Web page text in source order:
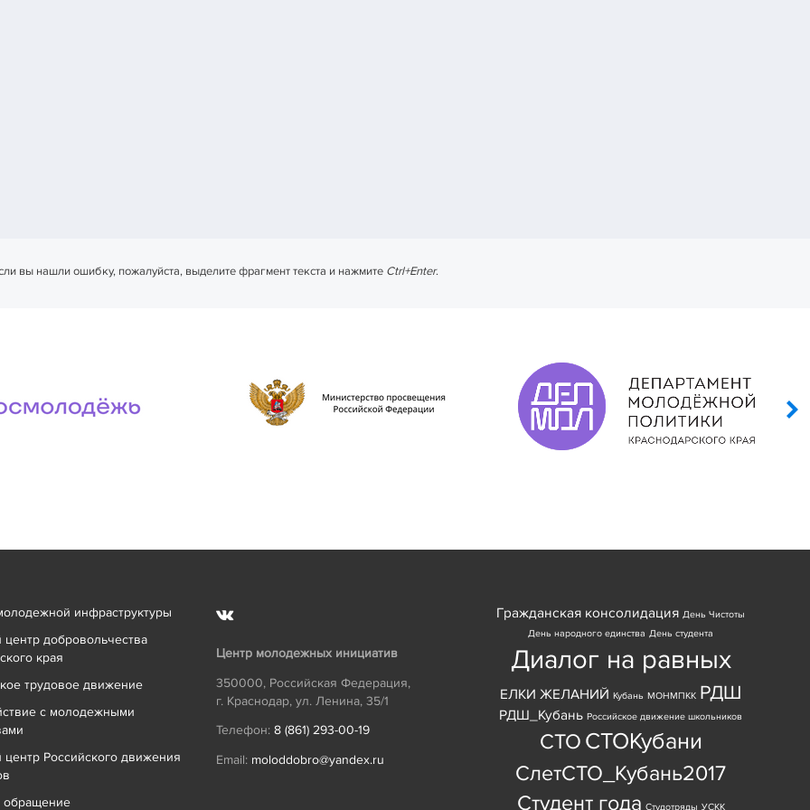
вы нашли ошибку, пожалуйста, выделите фрагмент текста и нажмите Ctrl+Enter.
инфраструктуры
добровольчества
края
трудовое движение
с молодежными
центр Российского движения
обращение
Центр молодежных инициатив
350000, Российская Федерация,
г. Краснодар, ул. Ленина, 35/1
Телефон: 8 (861) 293-00-19
Email: moloddobro@yandex.ru
Гражданская консолидация День Чистоты
День народного единства День студента
Диалог на равных
ЕЛКИ ЖЕЛАНИЙ Кубань МОНМПКК РДШ
РДШ_Кубань Российское движение школьников
СТО СТОКубани
СлетСТО_Кубань2017
Студент года Студотряды УСКК